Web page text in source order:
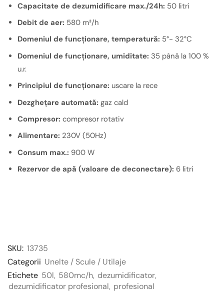
Capacitate de dezumidificare max./24h: 50 litri
Debit de aer: 580 m³/h
Domeniul de funcționare, temperatură: 5°- 32°C
Domeniul de funcționare, umiditate: 35 până la 100 %
u.r.
Principiul de funcționare: uscare la rece
Dezghețare automată: gaz cald
Compresor: compresor rotativ
Alimentare: 230V (50Hz)
Consum max.: 900 W
Rezervor de apă (valoare de deconectare): 6 litri
SKU: 13735
Categorii Unelte / Scule / Utilaje
Etichete 50l, 580mc/h, dezumidificator,
dezumidificator profesional, profesional